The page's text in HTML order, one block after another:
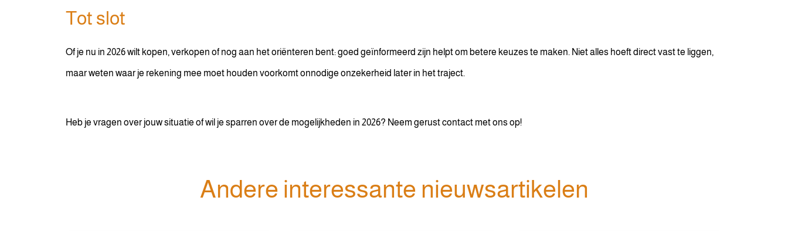
Tot slot
Of je nu in 2026 wilt kopen, verkopen of nog aan het oriënteren bent: goed geïnformeerd zijn helpt om betere keuzes te maken. Niet alles hoeft direct vast te liggen,
maar weten waar je rekening mee moet houden voorkomt onnodige onzekerheid later in het traject.
Heb je vragen over jouw situatie of wil je sparren over de mogelijkheden in 2026? Neem gerust contact met ons op!
Andere interessante nieuwsartikelen